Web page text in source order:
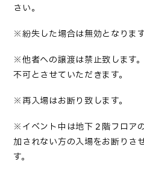
さい。
※紛失した場合は無効となります
※他者への譲渡は禁止致します
不可とさせていただきます。
※再入場はお断り致します。
※イベント中は地下２階フロア
加されない方の入場をお断りさ
す。